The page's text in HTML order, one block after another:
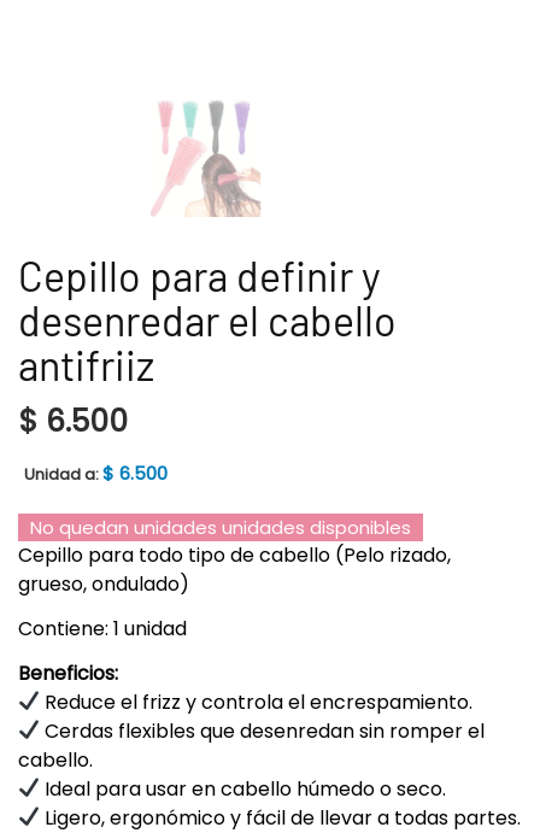
Cepillo para definir y
desenredar el cabello
antifriiz
$ 6.500
Unidad a:$ 6.500
No quedan unidades unidades disponibles
Cepillo para todo tipo de cabello (Pelo rizado,
grueso, ondulado)
Contiene: 1 unidad
Beneficios:
Reduce el frizz y controla el encrespamiento.
Cerdas flexibles que desenredan sin romper el
cabello.
Ideal para usar en cabello húmedo o seco.
Ligero, ergonómico y fácil de llevar a todas partes.